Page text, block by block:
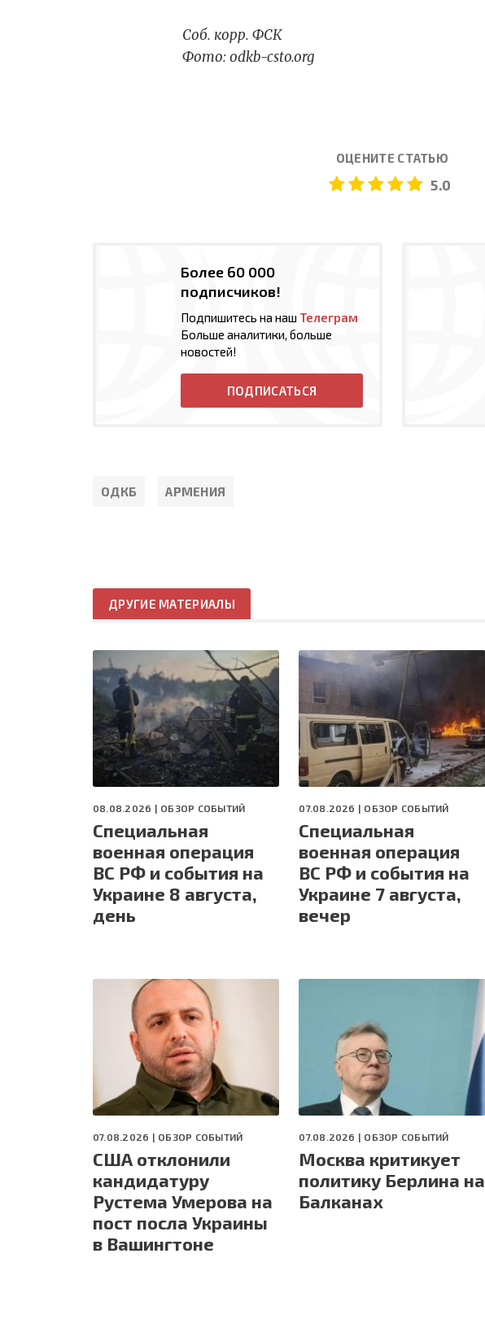
Соб. корр. ФСК
Фото: odkb-csto.org
ОЦЕНИТЕ СТАТЬЮ
5.0
Более 60 000
подписчиков!
Подпишитесь на наш Телеграм
Больше аналитики, больше
новостей!
ПОДПИСАТЬСЯ
ОДКБ АРМЕНИЯ
ДРУГИЕ МАТЕРИАЛЫ
08.08.2026 | ОБЗОР СОБЫТИЙ
Специальная
военная операция
ВС РФ и события на
Украине 8 августа,
день
07.08.2026 | ОБЗОР СОБЫТИЙ
Специальная
военная операция
ВС РФ и события на
Украине 7 августа,
вечер
07.08.2026 | ОБЗОР СОБЫТИЙ
США отклонили
кандидатуру
Рустема Умерова на
пост посла Украины
в Вашингтоне
07.08.2026 | ОБЗОР СОБЫТИЙ
Москва критикует
политику Берлина на
Балканах